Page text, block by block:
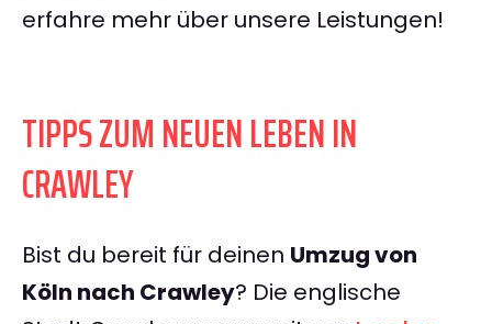
erfahre mehr über unsere Leistungen!
TIPPS ZUM NEUEN LEBEN IN
CRAWLEY
Bist du bereit für deinen Umzug von
Köln nach Crawley? Die englische